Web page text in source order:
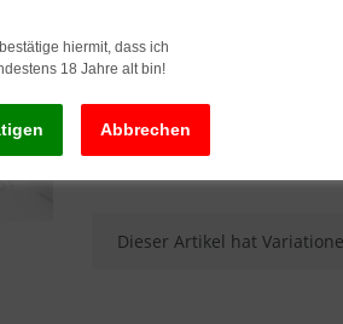
inkl. 19% USt. , zzgl.
Lieferstatus: Sofort ab Lager
x
Dieser Artikel hat
hiermit, dass ich
18 Jahre alt bin!